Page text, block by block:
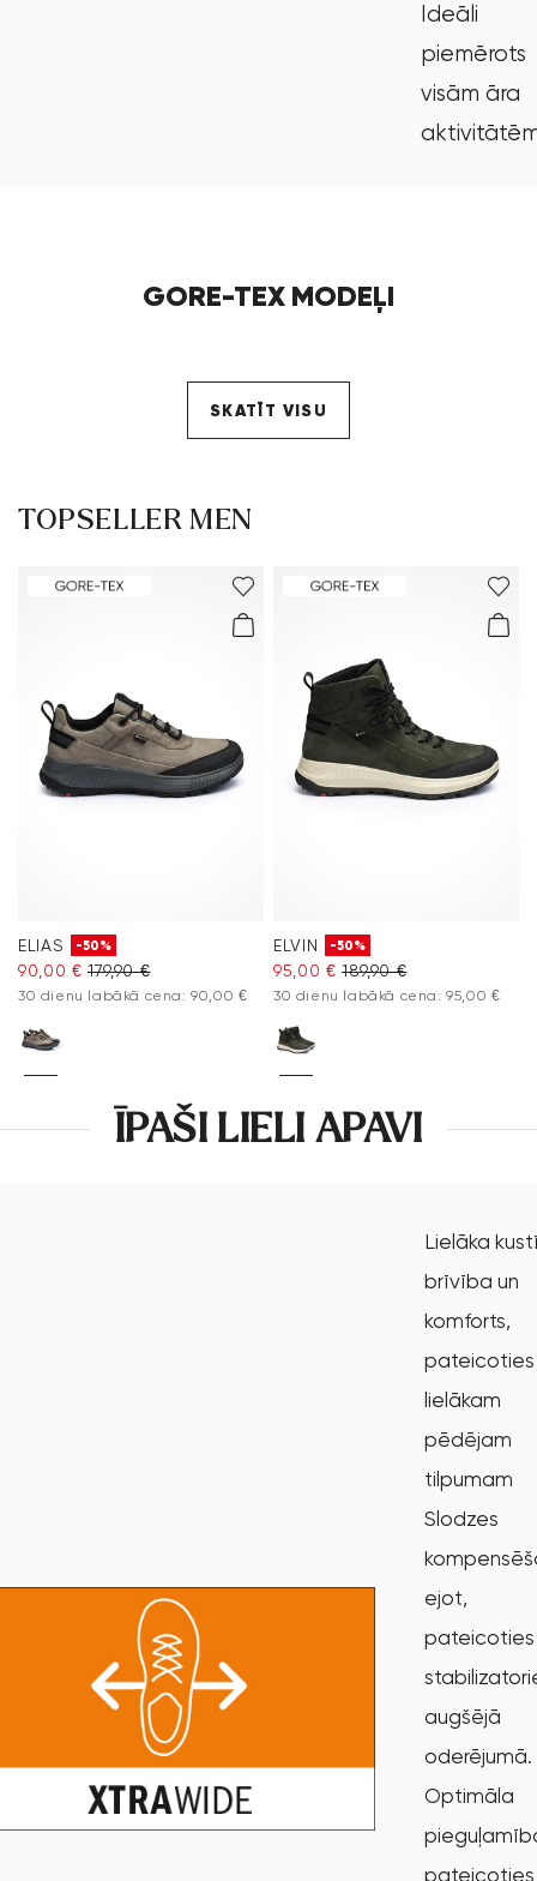
Ideāli
piemērots
visām āra
GORE-TEX MODEĻI
SKATĪT VISU
TOPSELLER MEN
ELIAS -50%
90,00 € 179,90 €
30 dienu labākā cena: 90,00 €
ELVIN -50%
95,00 € 189,90 €
30 dienu labākā cena: 95,00 €
ĪPAŠI LIELI APAVI
Lielāka
brīvība un
komforts,
pateicoties
lielākam
pēdējam
tilpumam
Slodzes
ejot,
pateicoties
augšējā
oderējumā.
Optimāla
pateicoties